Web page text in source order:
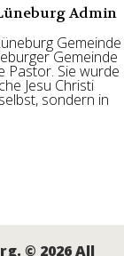
Admin
Gemeinde
Gemeinde
Pastor. Sie wurde
Jesu Christi
sondern in
© 2026 All